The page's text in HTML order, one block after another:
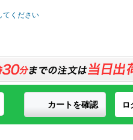
ロ
カートを確認